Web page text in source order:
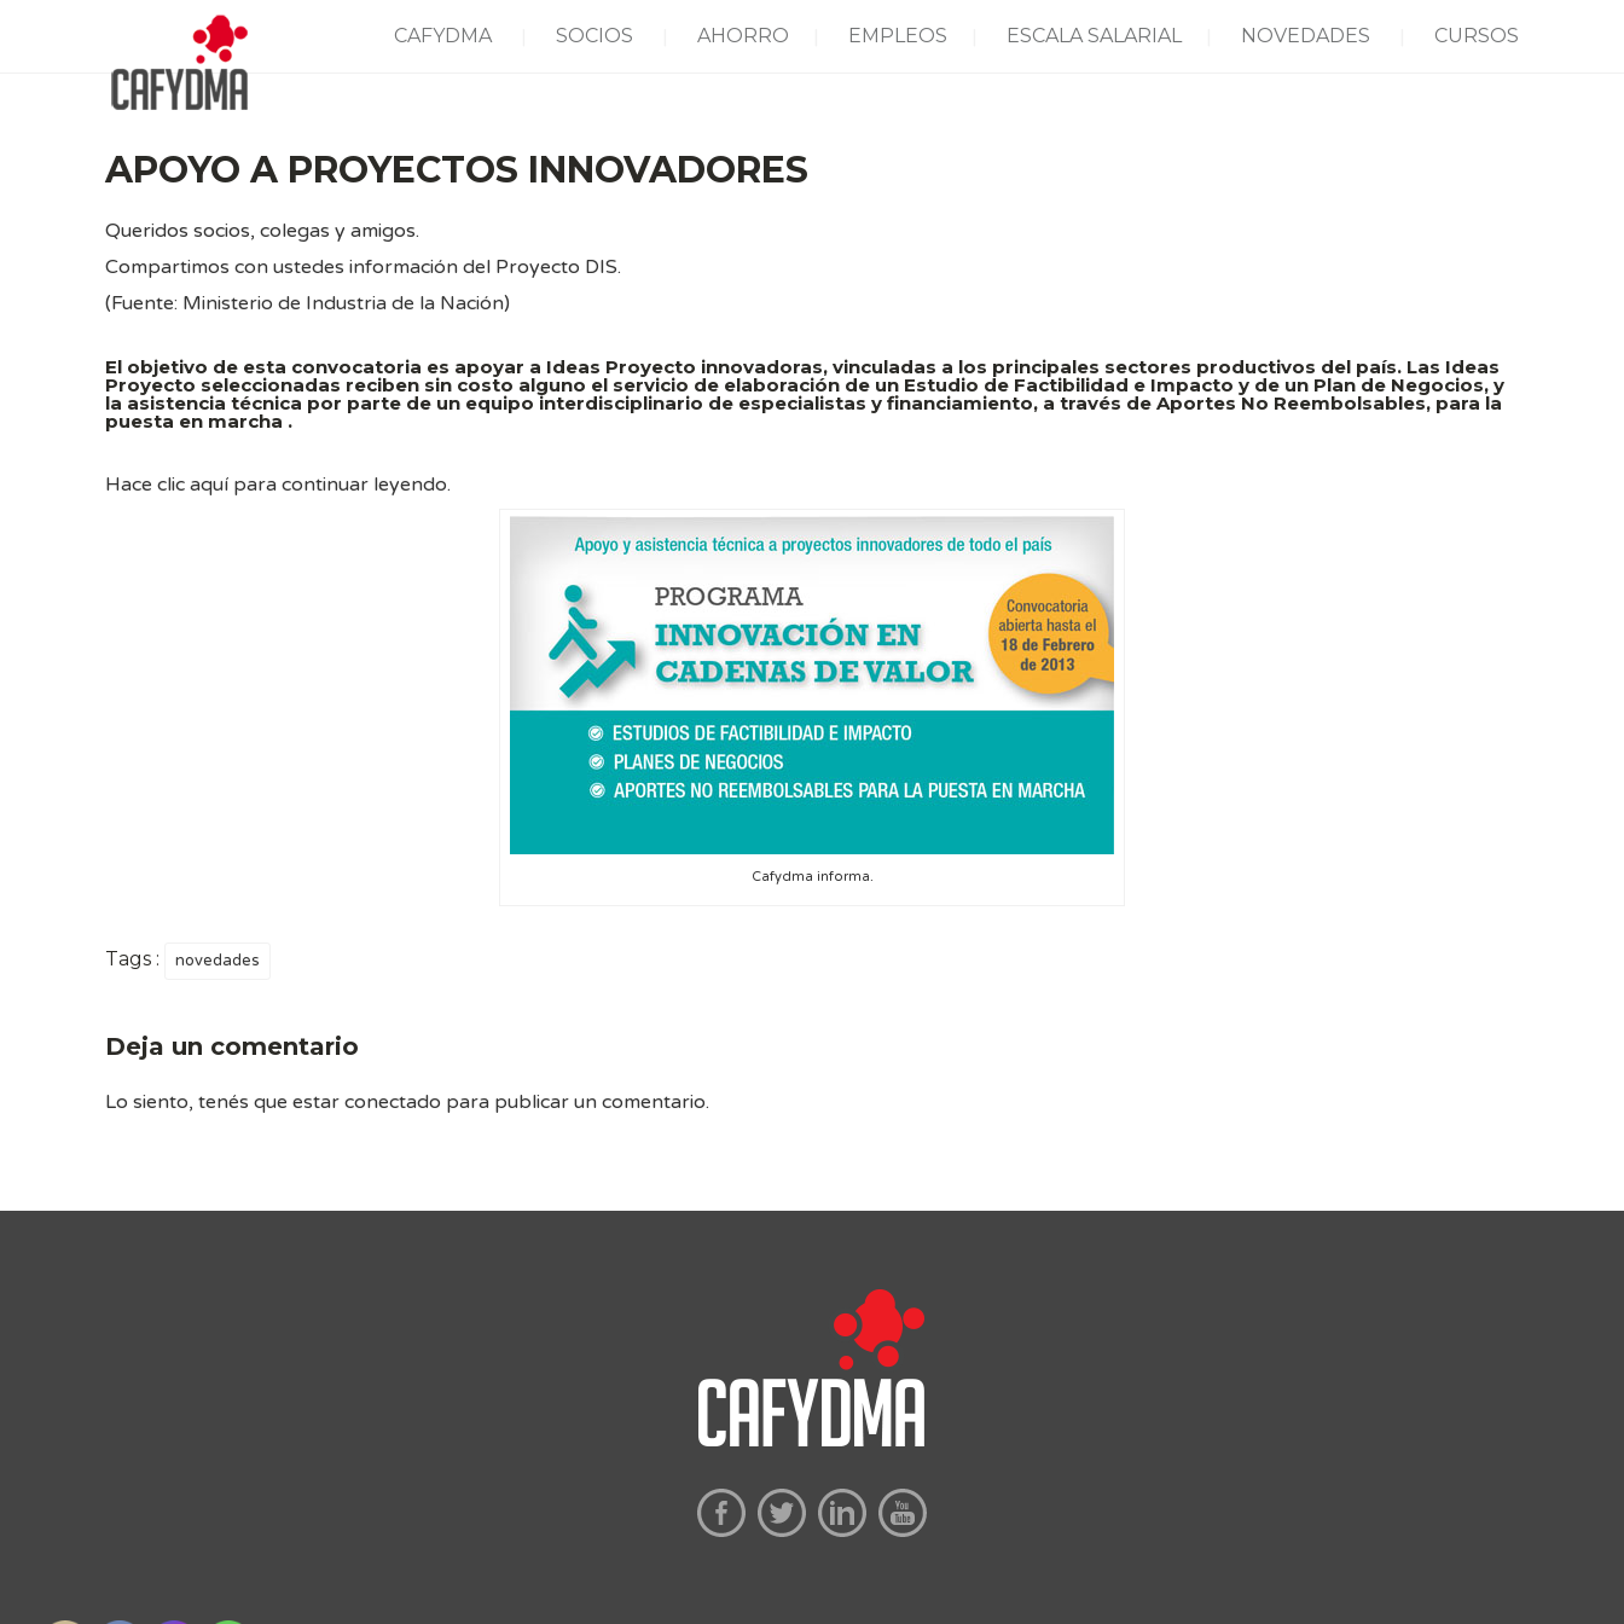
CAFYDMA SOCIOS AHORRO EMPLEOS ESCALA SALARIAL NOVEDADES CURSOS
APOYO A PROYECTOS INNOVADORES
Queridos socios, colegas y amigos.
Compartimos con ustedes información del Proyecto DIS.
(Fuente: Ministerio de Industria de la Nación)
El objetivo de esta convocatoria es apoyar a Ideas Proyecto innovadoras, vinculadas a los principales sectores productivos del país. Las Ideas
Proyecto seleccionadas reciben sin costo alguno el servicio de elaboración de un Estudio de Factibilidad e Impacto y de un Plan de Negocios, y
la asistencia técnica por parte de un equipo interdisciplinario de especialistas y financiamiento, a través de Aportes No Reembolsables, para la
puesta en marcha .
Hace clic aquí para continuar leyendo.
Cafydma informa.
Tags : novedades
Deja un comentario
Lo siento, tenés que estar conectado para publicar un comentario.